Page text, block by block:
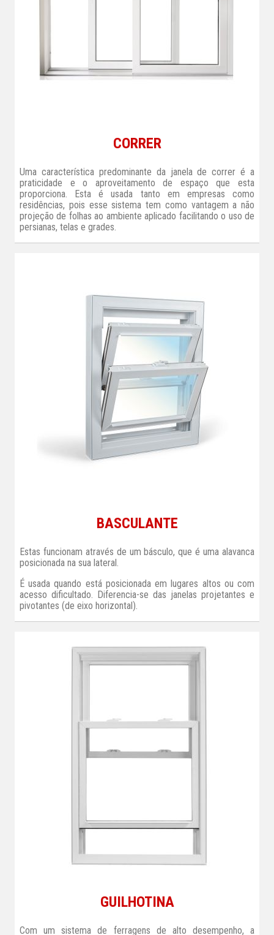
CORRER
Uma característica predominante da janela de correr é a
praticidade e o aproveitamento de espaço que esta
proporciona. Esta é usada tanto em empresas como
residências, pois esse sistema tem como vantagem a não
projeção de folhas ao ambiente aplicado facilitando o uso de
persianas, telas e grades.
BASCULANTE
Estas funcionam através de um básculo, que é uma alavanca
posicionada na sua lateral.
É usada quando está posicionada em lugares altos ou com
acesso dificultado. Diferencia-se das janelas projetantes e
pivotantes (de eixo horizontal).
GUILHOTINA
Com um sistema de ferragens de alto desempenho, a